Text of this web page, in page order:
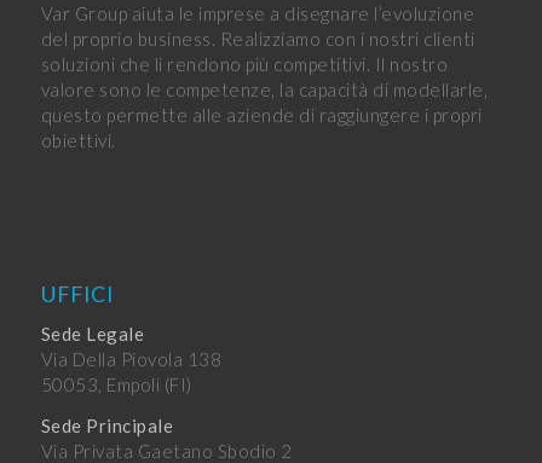
Var Group aiuta le imprese a disegnare l’evoluzione
del proprio business. Realizziamo con i nostri clienti
soluzioni che li rendono più competitivi. Il nostro
valore sono le competenze, la capacità di modellarle,
questo permette alle aziende di raggiungere i propri
obiettivi.
UFFICI
Sede Legale
Via Della Piovola 138
50053, Empoli (FI)
Sede Principale
Via Privata Gaetano Sbodio 2